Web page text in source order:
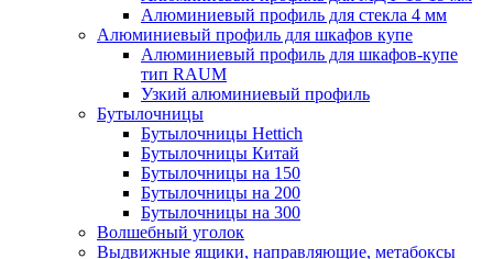
Алюминиевый профиль для стекла 4 мм
Алюминиевый профиль для шкафов купе
Алюминиевый профиль для шкафов-купе
тип RAUM
Узкий алюминиевый профиль
Бутылочницы
Бутылочницы Hettich
Бутылочницы Китай
Бутылочницы на 150
Бутылочницы на 200
Бутылочницы на 300
Волшебный уголок
Выдвижные ящики, направляющие, метабоксы